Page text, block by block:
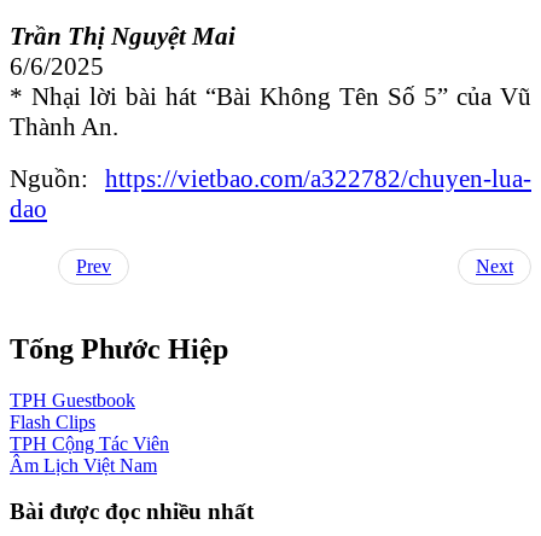
Trần Thị Nguyệt Mai
6/6/2025
* Nhại lời bài hát “Bài Không Tên Số 5” của Vũ
Thành An.
Nguồn: https://vietbao.com/a322782/chuyen-lua-
dao
Prev Next
Tống Phước Hiệp
TPH Guestbook
Flash Clips
TPH Cộng Tác Viên
Âm Lịch Việt Nam
Bài được đọc nhiều nhất